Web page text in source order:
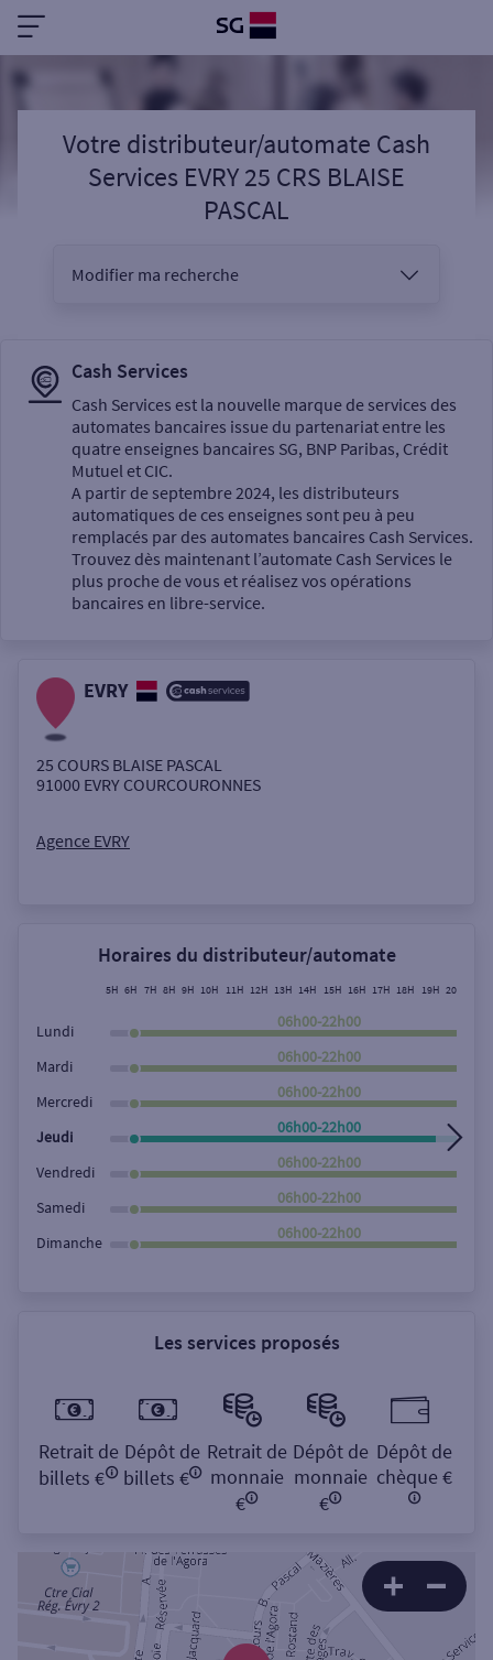
Votre distributeur/automate Cash
Services EVRY 25 CRS BLAISE
PASCAL
Modifier ma recherche
Sélectionnez votre recherche
Un service
Autour de moi
Rechercher
Cash Services
Cash Services est la nouvelle marque de services des
automates bancaires issue du partenariat entre les
quatre enseignes bancaires SG, BNP Paribas, Crédit
Mutuel et CIC.
A partir de septembre 2024, les distributeurs
automatiques de ces enseignes sont peu à peu
remplacés par des automates bancaires Cash Services.
Trouvez dès maintenant l’automate Cash Services le
plus proche de vous et réalisez vos opérations
bancaires en libre-service.
EVRY
25 COURS BLAISE PASCAL
91000 EVRY COURCOURONNES
Agence EVRY
Horaires du distributeur/automate
5H 6H 7H 8H 9H 10H 11H 12H 13H 14H 15H 16H 17H 18H 19H 20H
Lundi
06h00-22h00
Mardi
06h00-22h00
Mercredi
06h00-22h00
Jeudi
06h00-22h00
Vendredi
06h00-22h00
Samedi
06h00-22h00
Dimanche
06h00-22h00
Les services proposés
Retrait de
billets €
Dépôt de
billets €
Retrait de
monnaie
€
Dépôt de
monnaie
€
Dépôt de
chèque €